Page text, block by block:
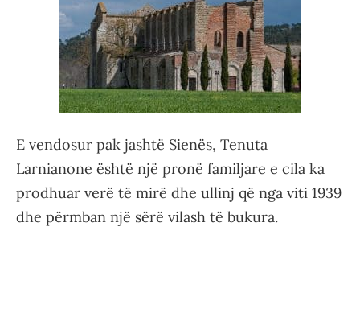
E vendosur pak jashtë Sienës, Tenuta
Larnianone është një pronë familjare e cila ka
prodhuar verë të mirë dhe ullinj që nga viti 1939
dhe përmban një sërë vilash të bukura.